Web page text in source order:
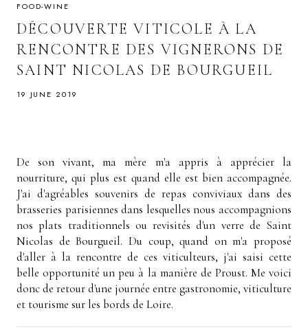
FOOD-WINE
DÉCOUVERTE VITICOLE À LA
RENCONTRE DES VIGNERONS DE
SAINT NICOLAS DE BOURGUEIL
19 JUNE 2019
De son vivant, ma mère m'a appris à apprécier la
nourriture, qui plus est quand elle est bien accompagnée.
J'ai d'agréables souvenirs de repas conviviaux dans des
brasseries parisiennes dans lesquelles nous accompagnions
nos plats traditionnels ou revisités d'un verre de Saint
Nicolas de Bourgueil. Du coup, quand on m'a proposé
d'aller à la rencontre de ces viticulteurs, j'ai saisi cette
belle opportunité un peu à la manière de Proust. Me voici
donc de retour d'une journée entre gastronomie, viticulture
et tourisme sur les bords de Loire.